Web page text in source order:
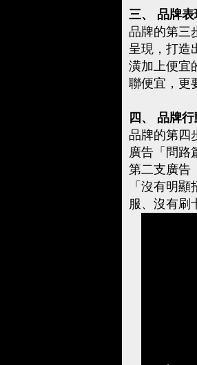
三、 品牌表
品牌的第三
呈現，打造
潢加上便宜
聯便宜，更
四、 品牌
品牌的第四
廣告「問路
第二支廣告
「沒有明
服、沒有刷